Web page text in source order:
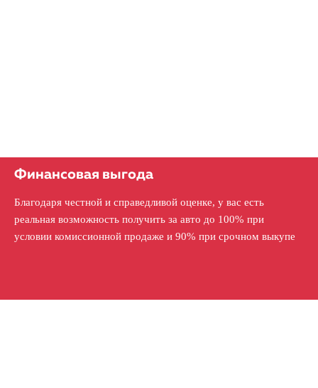
Финансовая выгода
Благодаря честной и справедливой оценке, у вас есть
реальная возможность получить за авто до 100% при
условии комиссионной продаже и 90% при срочном выкупе